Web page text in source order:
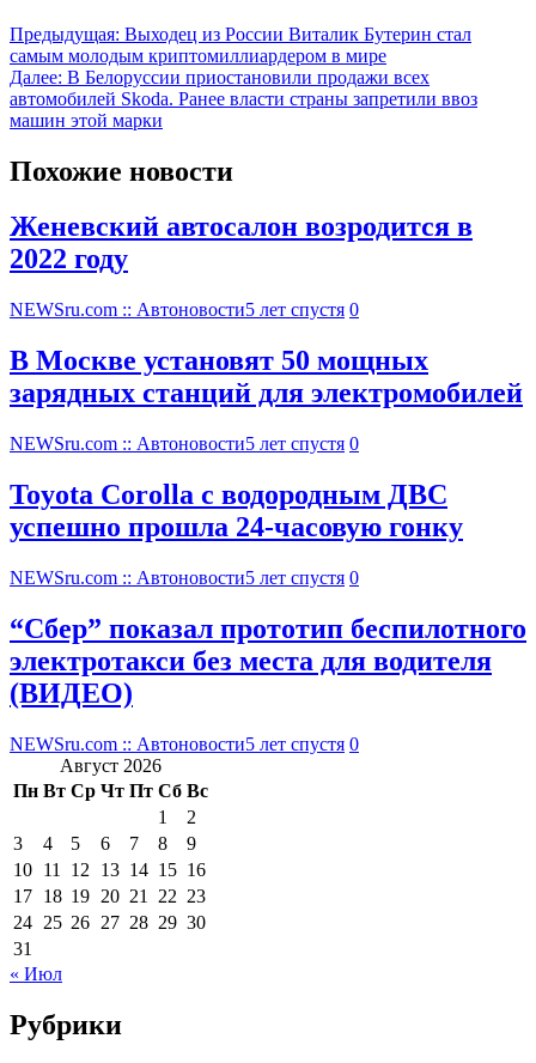
Предыдущая: Выходец из России Виталик Бутерин стал
самым молодым криптомиллиардером в мире
Далее: В Белоруссии приостановили продажи всех
автомобилей Skoda. Ранее власти страны запретили ввоз
машин этой марки
Похожие новости
Женевский автосалон возродится в
2022 году
NEWSru.com :: Автоновости5 лет спустя 0
В Москве установят 50 мощных
зарядных станций для электромобилей
NEWSru.com :: Автоновости5 лет спустя 0
Toyota Corolla с водородным ДВС
успешно прошла 24-часовую гонку
NEWSru.com :: Автоновости5 лет спустя 0
“Сбер” показал прототип беспилотного
электротакси без места для водителя
(ВИДЕО)
NEWSru.com :: Автоновости5 лет спустя 0
Август 2026
Пн Вт Ср Чт Пт Сб Вс
1
2
3
4 5 6 7 8
9
10 11 12 13 14 15 16
17 18 19 20 21 22 23
24 25 26 27 28 29 30
31
« Июл
Рубрики